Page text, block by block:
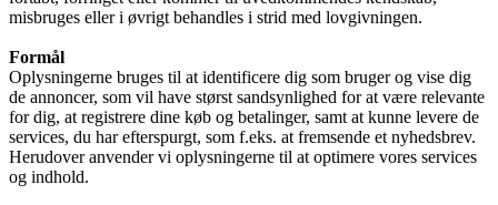
misbruges eller i øvrigt behandles i strid med lovgivningen.
Formål
Oplysningerne bruges til at identificere dig som bruger og vise dig
de annoncer, som vil have størst sandsynlighed for at være relevante
for dig, at registrere dine køb og betalinger, samt at kunne levere de
services, du har efterspurgt, som f.eks. at fremsende et nyhedsbrev.
Herudover anvender vi oplysningerne til at optimere vores services
og indhold.